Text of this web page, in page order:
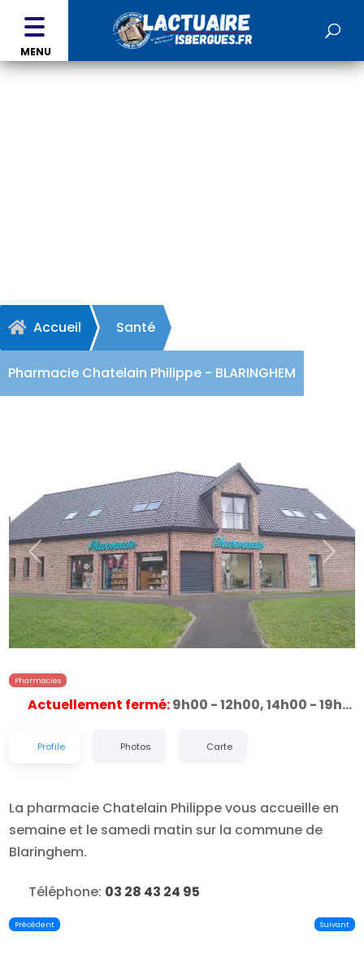
MENU
 Accueil Santé
Pharmacie Chatelain Philippe - BLARINGHEM
Précédent
Pharmacies
Actuellement fermé:9h00 - 12h00, 14h00 - 19h30
Profile Photos Carte
La pharmacie Chatelain Philippe vous accueille en
semaine et le samedi matin sur la commune de
Blaringhem.
Téléphone: 03 28 43 24 95
Précédent Suivant